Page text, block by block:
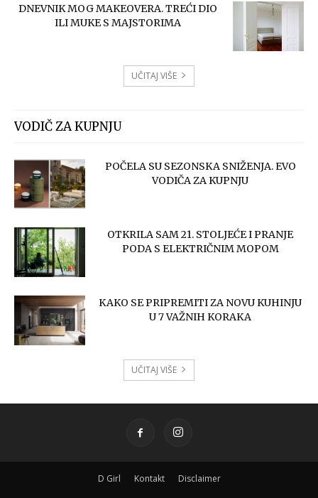
DNEVNIK MOG MAKEOVERA. TREĆI DIO
ILI MUKE S MAJSTORIMA
UČITAJ VIŠE
VODIČ ZA KUPNJU
POČELA SU SEZONSKA SNIŽENJA. EVO
VODIČA ZA KUPNJU
OTKRILA SAM 21. STOLJEĆE I PRANJE
PODA S ELEKTRIČNIM MOPOM
KAKO SE PRIPREMITI ZA NOVU KUHINJU
U 7 VAŽNIH KORAKA
UČITAJ VIŠE
D Girl Kontakt Disclaimer